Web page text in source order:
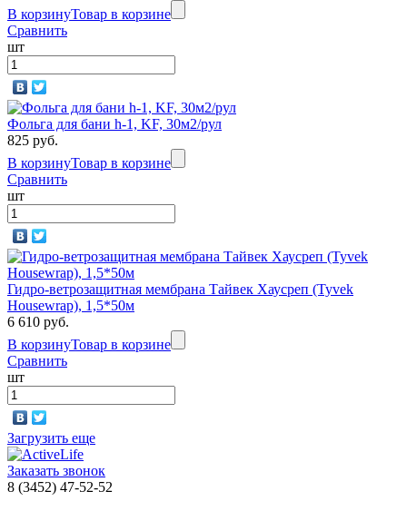
В корзинуТовар в корзине
Сравнить
шт
Фольга для бани h-1, KF, 30м2/рул
825 руб.
В корзинуТовар в корзине
Сравнить
шт
Гидро-ветрозащитная мембрана Тайвек Хаусреп (Tyvek
Housewrap), 1,5*50м
6 610 руб.
В корзинуТовар в корзине
Сравнить
шт
Загрузить еще
Заказать звонок
8 (3452) 47-52-52